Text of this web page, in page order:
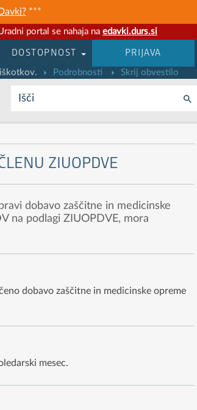
***
portal se nahaja na edavki.durs.si
DOSTOPNOST PRIJAVA
Podrobnosti Skrij obvestilo
Išči
ZIUOPDVE
dobavo zaščitne in medicinske
na podlagi ZIUOPDVE, mora
dobavo zaščitne in medicinske opreme
mesec.